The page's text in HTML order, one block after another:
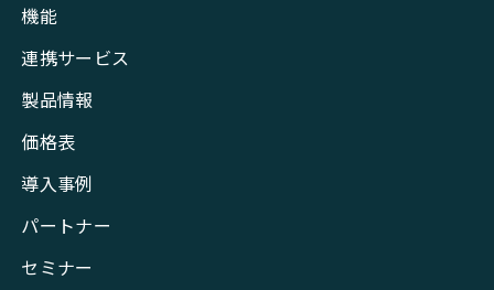
機能
連携サービス
製品情報
価格表
導入事例
パートナー
セミナー